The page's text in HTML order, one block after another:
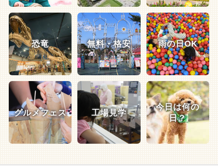
恐竜 無料・格安 雨の日OK
グルメフェス 工場見学
今日は何の
日？